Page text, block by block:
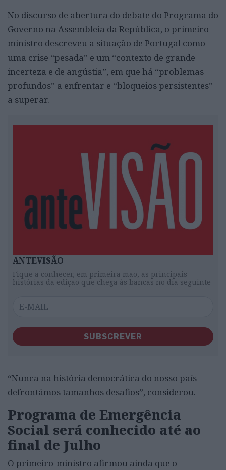
No discurso de abertura do debate do Programa do
Governo na Assembleia da República, o primeiro-
ministro descreveu a situação de Portugal como
uma crise “pesada” e um “contexto de grande
incerteza e de angústia”, em que há “problemas
profundos” a enfrentar e “bloqueios persistentes”
a superar.
ANTEVISÃO
Fique a conhecer, em primeira mão, as principais
histórias da edição que chega às bancas no dia seguinte
SUBSCREVER
“Nunca na história democrática do nosso país
defrontámos tamanhos desafios”, considerou.
Programa de Emergência
Social será conhecido até ao
final de Julho
O primeiro-ministro afirmou ainda que o